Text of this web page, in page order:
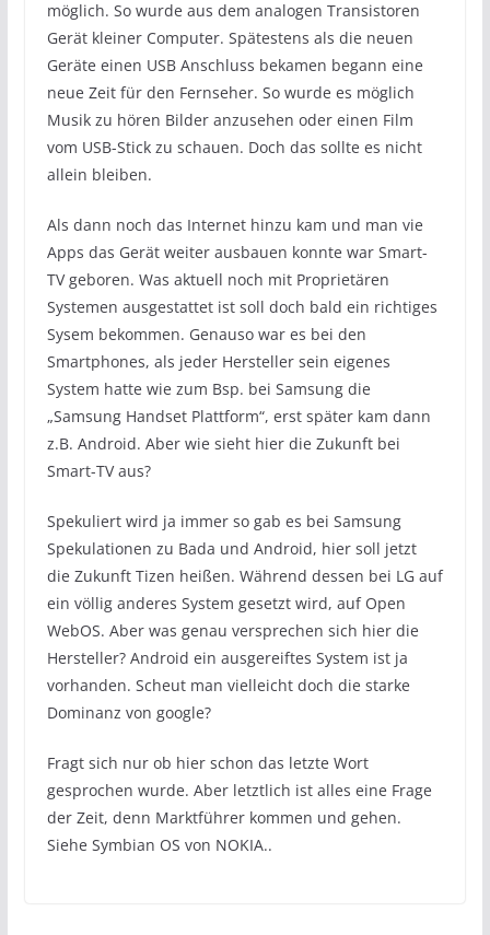
möglich. So wurde aus dem analogen Transistoren
Gerät kleiner Computer. Spätestens als die neuen
Geräte einen USB Anschluss bekamen begann eine
neue Zeit für den Fernseher. So wurde es möglich
Musik zu hören Bilder anzusehen oder einen Film
vom USB-Stick zu schauen. Doch das sollte es nicht
allein bleiben.
Als dann noch das Internet hinzu kam und man vie
Apps das Gerät weiter ausbauen konnte war Smart-
TV geboren. Was aktuell noch mit Proprietären
Systemen ausgestattet ist soll doch bald ein richtiges
Sysem bekommen. Genauso war es bei den
Smartphones, als jeder Hersteller sein eigenes
System hatte wie zum Bsp. bei Samsung die
„Samsung Handset Plattform“, erst später kam dann
z.B. Android. Aber wie sieht hier die Zukunft bei
Smart-TV aus?
Spekuliert wird ja immer so gab es bei Samsung
Spekulationen zu Bada und Android, hier soll jetzt
die Zukunft Tizen heißen. Während dessen bei LG auf
ein völlig anderes System gesetzt wird, auf Open
WebOS. Aber was genau versprechen sich hier die
Hersteller? Android ein ausgereiftes System ist ja
vorhanden. Scheut man vielleicht doch die starke
Dominanz von google?
Fragt sich nur ob hier schon das letzte Wort
gesprochen wurde. Aber letztlich ist alles eine Frage
der Zeit, denn Marktführer kommen und gehen.
Siehe Symbian OS von NOKIA..